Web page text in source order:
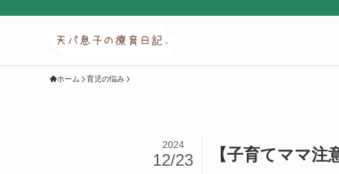
ホーム 育児の悩み
【子育てママ
2024
12/23